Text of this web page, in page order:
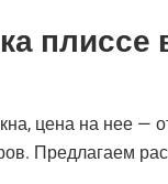
цена на нее
Предлагаем